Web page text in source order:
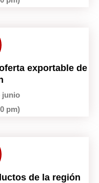
exportable de
junio
pm)
de la región